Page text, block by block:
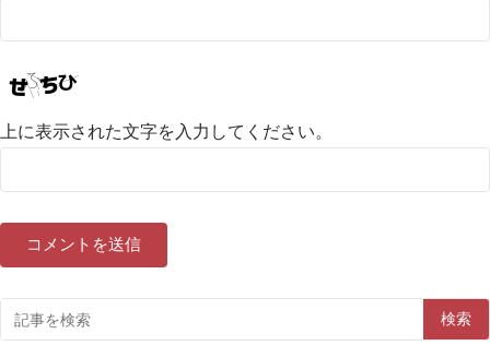
上に表示された文字を入力してください。
検索